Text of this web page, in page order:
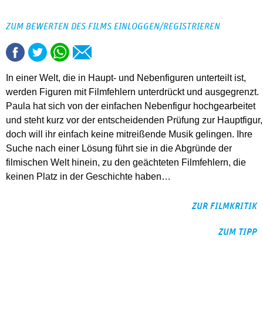
ZUM BEWERTEN DES FILMS EINLOGGEN/REGISTRIEREN
In einer Welt, die in Haupt- und Nebenfiguren unterteilt ist,
werden Figuren mit Filmfehlern unterdrückt und ausgegrenzt.
Paula hat sich von der einfachen Nebenfigur hochgearbeitet
und steht kurz vor der entscheidenden Prüfung zur Hauptfigur,
doch will ihr einfach keine mitreißende Musik gelingen. Ihre
Suche nach einer Lösung führt sie in die Abgründe der
filmischen Welt hinein, zu den geächteten Filmfehlern, die
keinen Platz in der Geschichte haben…
ZUR FILMKRITIK
ZUM TIPP